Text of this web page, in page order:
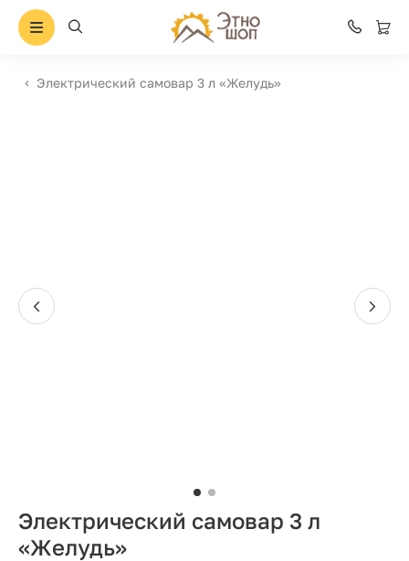
Электрический самовар 3 л «Желудь»
Электрический самовар 3 л
«Желудь»